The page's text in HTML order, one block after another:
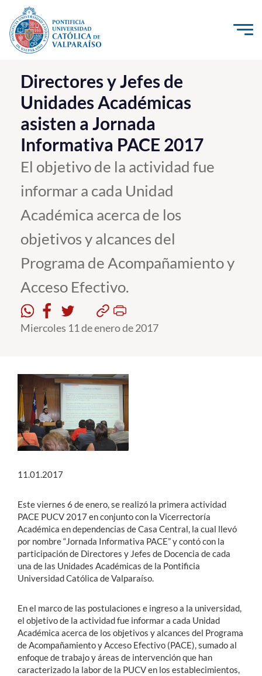
Click acá para ir directamente al contenido
La Universidad
Investigación, Creación e Innovación
PUCV Internacional
Vinculación con el Medio
Admisión
Pregrado
Postgrado
Formación Continua
Estudiantes
Académicos
English
Directores y Jefes de
Unidades Académicas
asisten a Jornada
Informativa PACE 2017
El objetivo de la actividad fue
informar a cada Unidad
Académica acerca de los
objetivos y alcances del
Programa de Acompañamiento y
Acceso Efectivo.
Miercoles 11 de enero de 2017
11.01.2017
Este viernes 6 de enero, se realizó la primera actividad
PACE PUCV 2017 en conjunto con la Vicerrectoría
Académica en dependencias de Casa Central, la cual llevó
por nombre “Jornada Informativa PACE” y contó con la
participación de Directores y Jefes de Docencia de cada
una de las Unidades Académicas de la Pontificia
Universidad Católica de Valparaíso.
En el marco de las postulaciones e ingreso a la universidad,
el objetivo de la actividad fue informar a cada Unidad
Académica acerca de los objetivos y alcances del Programa
de Acompañamiento y Acceso Efectivo (PACE), sumado al
enfoque de trabajo y áreas de intervención que han
caracterizado la labor de la PUCV en los establecimientos,